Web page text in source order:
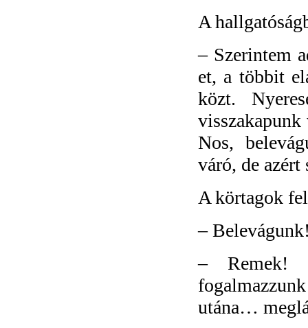
A
– Szerintem
et, a többit
közt.
Nos,
váró, de
A körtagok
–
–
utána…